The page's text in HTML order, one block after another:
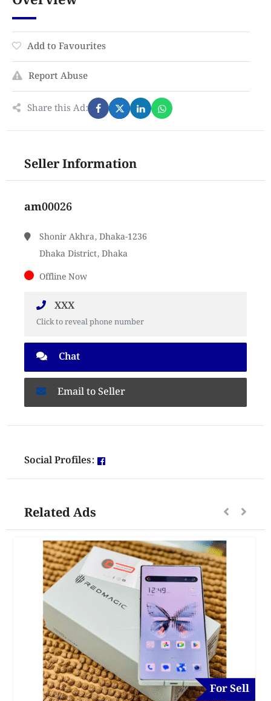
Add to Favourites
Report Abuse
Share this Ad:
Seller Information
am00026
Shonir Akhra, Dhaka-1236
Dhaka District, Dhaka
Offline Now
XXX
Click to reveal phone number
Chat
Email to Seller
Social Profiles:
Related Ads
For Sell